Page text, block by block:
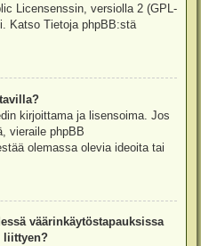
Licensenssin, versiolla 2 (GPL-
Katso Tietoja phpBB:stä
kirjoittama ja lisensoima. Jos
vieraile phpBB
olemassa olevia ideoita tai
väärinkäytöstapauksissa
liittyen?